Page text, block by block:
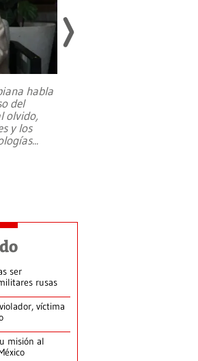
habla
del
olvido,
y los
...
ser
rusas
víctima
misión al